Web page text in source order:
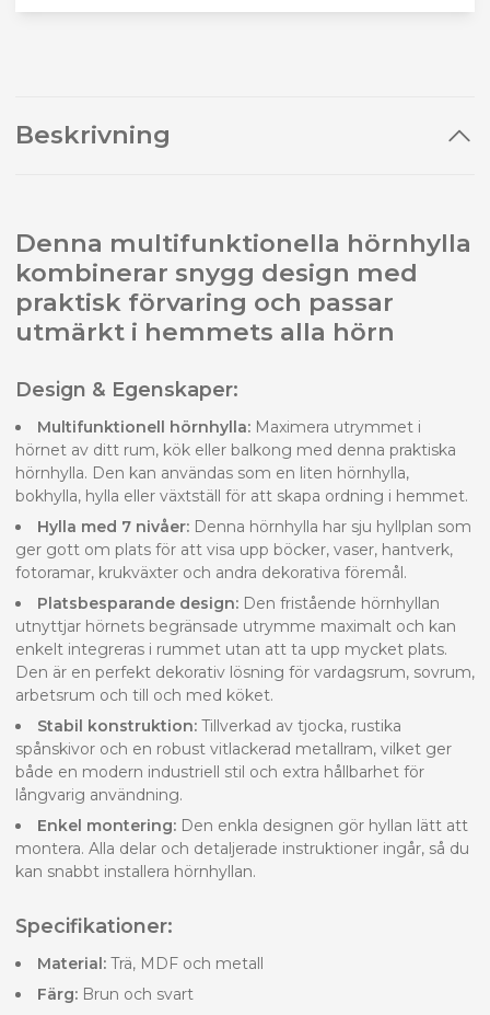
Beskrivning
Denna multifunktionella hörnhylla
kombinerar snygg design med
praktisk förvaring och passar
utmärkt i hemmets alla hörn
Design & Egenskaper:
Multifunktionell hörnhylla: Maximera utrymmet i
hörnet av ditt rum, kök eller balkong med denna praktiska
hörnhylla. Den kan användas som en liten hörnhylla,
bokhylla, hylla eller växtställ för att skapa ordning i hemmet.
Hylla med 7 nivåer: Denna hörnhylla har sju hyllplan som
ger gott om plats för att visa upp böcker, vaser, hantverk,
fotoramar, krukväxter och andra dekorativa föremål.
Platsbesparande design: Den fristående hörnhyllan
utnyttjar hörnets begränsade utrymme maximalt och kan
enkelt integreras i rummet utan att ta upp mycket plats.
Den är en perfekt dekorativ lösning för vardagsrum, sovrum,
arbetsrum och till och med köket.
Stabil konstruktion: Tillverkad av tjocka, rustika
spånskivor och en robust vitlackerad metallram, vilket ger
både en modern industriell stil och extra hållbarhet för
långvarig användning.
Enkel montering: Den enkla designen gör hyllan lätt att
montera. Alla delar och detaljerade instruktioner ingår, så du
kan snabbt installera hörnhyllan.
Specifikationer:
Material: Trä, MDF och metall
Färg: Brun och svart